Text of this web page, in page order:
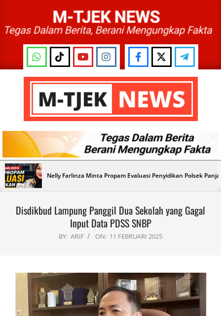
content
M-
TJEK
NEWS
Primary
Navigation
Menu
Nelly Farlinza Minta Propam Evaluasi Penyidikan Polsek
Disdikbud Lampung Panggil Dua Sekolah yang Gagal
Input Data PDSS SNBP
BY: ARIF ON: 11 FEBRUARI 2025